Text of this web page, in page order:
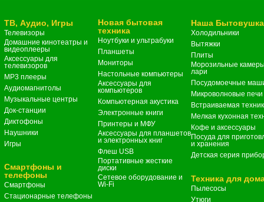
ТВ, Аудио, Игры
Телевизоры
Домашние кинотеатры и
видеоплееры
Аксессуары для
телевизоров
MP3 плееры
Аудиомагнитолы
Музыкальные центры
Док-станции
Диктофоны
Наушники
Игры
Смартфоны и
телефоны
Смартфоны
Стационарные телефоны
Новая бытовая
техника
Ноутбуки и ультрабуки
Планшеты
Мониторы
Настольные компьютеры
Аксессуары для
компьютеров
Компьютерная акустика
Электронные книги
Принтеры и МФУ
Аксессуары для планшетов
и электронных книг
Флеш USB
Портативные жесткие
диски
Сетевое оборудование и
Wi-Fi
Наша Бытовушка
Холодильники
Вытяжки
Плиты
Морозильные
лари
Посудомоечные
Микроволновые печи
Встраиваемая
Мелкая кухонная
Кофе и аксессуары
Посуда для
и хранения
Детская серия
Техника для
Пылесосы
Утюги